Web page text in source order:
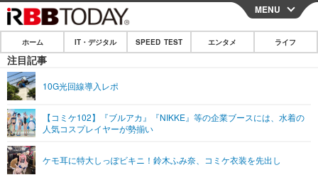
CLOSE
ホーム
IT・デジタル
ネタ
ショッピング その他
SPEED TEST
エンタメ
エンタメTOP 映画・ドラマ
ライフ
MENU
ホーム IT・デジタル SPEED TEST エンタメ ライフ
注目記事
10G光回線導入レポ
【コミケ102】『ブルアカ』『NIKKE』等の企業ブースには、水着の
人気コスプレイヤーが勢揃い
ケモ耳に特大しっぽビキニ！鈴木ふみ奈、コミケ衣装を先出し